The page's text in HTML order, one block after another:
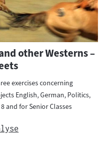
other Westerns –
exercises concerning
English, German, Politics,
and for Senior Classes